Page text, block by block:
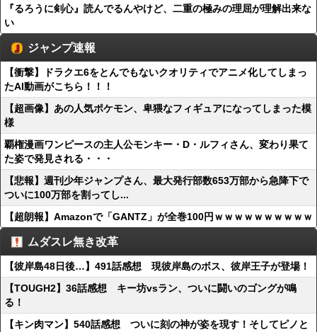
『るろうに剣心』読んでるんやけど、二重の極みの理屈が理解出来な
い
ジャンプ速報
【衝撃】ドラクエ6をとんでもないクオリティでアニメ化してしまっ
たAI動画がこちら！！！
【超画像】あの人気ポケモン、卑猥なフィギュアになってしまった模
様
覇権漫画ワンピースの主人公モンキー・D・ルフィさん、変わり果て
た姿で発見される・・・
【悲報】週刊少年ジャンプさん、最大発行部数653万部から急降下で
ついに100万部を割ってし...
【超朗報】Amazonで「GANTZ」が全巻100円ｗｗｗｗｗｗｗｗｗｗ
ムダスレ無き改革
【彼岸島48日後…】491話感想 現彼岸島のボス、彼岸王子が登場！
【TOUGH2】36話感想 キー坊vsラン、ついに闘いのゴングが鳴
る！
【キン肉マン】540話感想 ついに刻の神が姿を現す！そしてピノと